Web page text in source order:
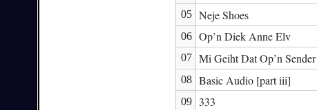
05 Neje Shoes
06 Op’n Diek Anne Elv
07 Mi Geiht Dat Op’n Sender
08 Basic Audio [part iii]
09 333